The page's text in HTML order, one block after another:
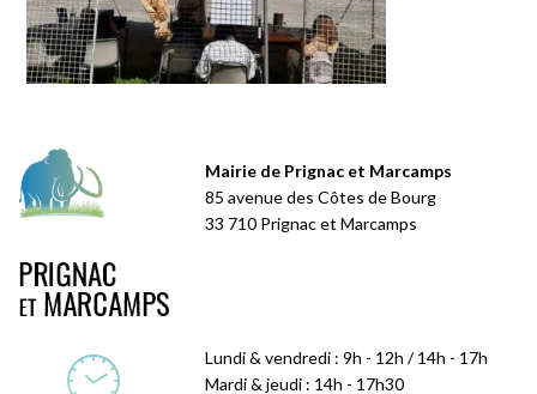
Mairie de Prignac et Marcamps
85 avenue des Côtes de Bourg
33 710 Prignac et Marcamps
Lundi & vendredi : 9h - 12h / 14h - 17h
Mardi & jeudi : 14h - 17h30